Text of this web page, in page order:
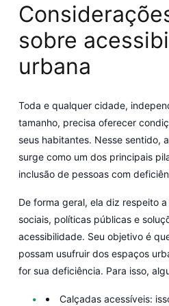
sobre
urbana
Toda e qualquer cidade,
tamanho, precisa oferecer
seus habitantes. Nesse sentido,
surge como um dos principais
inclusão de pessoas com
De forma geral, ela diz respeito
sociais, políticas públicas e
acessibilidade. Seu objetivo é
possam usufruir dos espaços
for sua deficiência. Para isso,
Calçadas acessíveis: